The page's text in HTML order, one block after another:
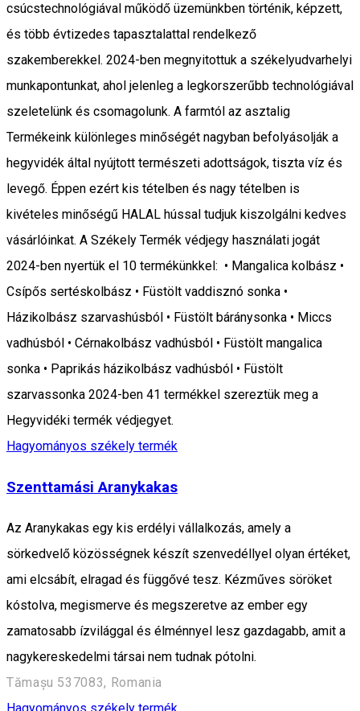
csúcstechnológiával működő üzemünkben történik, képzett,
és több évtizedes tapasztalattal rendelkező
szakemberekkel. 2024-ben megnyitottuk a székelyudvarhelyi
munkapontunkat, ahol jelenleg a legkorszerűbb technológiával
szeletelünk és csomagolunk. A farmtól az asztalig
Termékeink különleges minőségét nagyban befolyásolják a
hegyvidék által nyújtott természeti adottságok, tiszta víz és
levegő. Éppen ezért kis tételben és nagy tételben is
kivételes minőségű HALAL hússal tudjuk kiszolgálni kedves
vásárlóinkat. A Székely Termék védjegy használati jogát
2024-ben nyertük el 10 termékünkkel: • Mangalica kolbász •
Csípős sertéskolbász • Füstölt vaddisznó sonka •
Házikolbász szarvashúsból • Füstölt báránysonka • Miccs
vadhúsból • Cérnakolbász vadhúsból • Füstölt mangalica
sonka • Paprikás házikolbász vadhúsból • Füstölt
szarvassonka 2024-ben 41 termékkel szereztük meg a
Hegyvidéki termék védjegyet.
Hagyományos székely termék
Szenttamási Aranykakas
Az Aranykakas egy kis erdélyi vállalkozás, amely a
sörkedvelő közösségnek készít szenvedéllyel olyan értéket,
ami elcsábít, elragad és függővé tesz. Kézműves söröket
kóstolva, megismerve és megszeretve az ember egy
zamatosabb ízvilággal és élménnyel lesz gazdagabb, amit a
nagykereskedelmi társai nem tudnak pótolni.
Tămașu 537083, Romania
Hagyományos székely termék